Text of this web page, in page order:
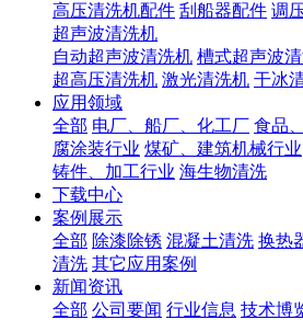
高压清洗机配件 刮船器配件 调
超声波清洗机
自动超声波清洗机 槽式超声波
超高压清洗机 激光清洗机 干冰
应用领域
全部 电厂、船厂、化工厂 食品
腐涂装行业 煤矿、建筑机械行业
铸件、加工行业 海生物清洗
下载中心
案例展示
全部 除漆除锈 混凝土清洗 换热
清洗 其它应用案例
新闻资讯
全部 公司要闻 行业信息 技术博